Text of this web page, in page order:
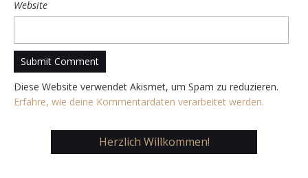
Website
Diese Website verwendet Akismet, um Spam zu reduzieren.
Erfahre, wie deine Kommentardaten verarbeitet werden.
Herzlich Willkommen!